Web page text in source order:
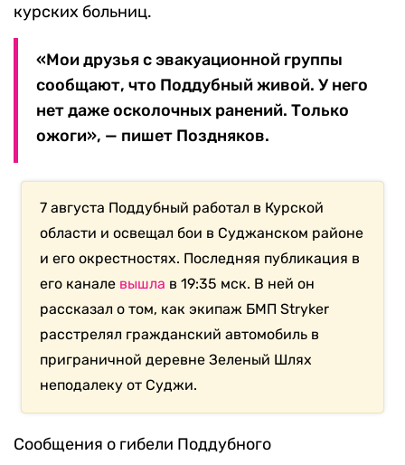
курских больниц.
«Мои друзья с эвакуационной группы
сообщают, что Поддубный живой. У него
нет даже осколочных ранений. Только
ожоги», — пишет Поздняков.
7 августа Поддубный работал в Курской
области и освещал бои в Суджанском районе
и его окрестностях. Последняя публикация в
его канале вышла в 19:35 мск. В ней он
рассказал о том, как экипаж БМП Stryker
расстрелял гражданский автомобиль в
приграничной деревне Зеленый Шлях
неподалеку от Суджи.
Сообщения о гибели Поддубного